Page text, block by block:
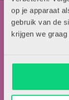
op je apparaat
gebruik van de
krijgen we
Uitgeverij